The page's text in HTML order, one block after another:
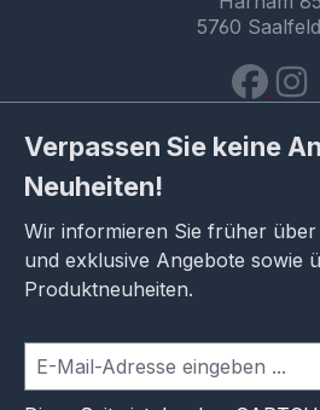
5760
Verpassen Sie keine
Neuheiten!
Wir informieren Sie früher
und exklusive Angebote sowie
Produktneuheiten.